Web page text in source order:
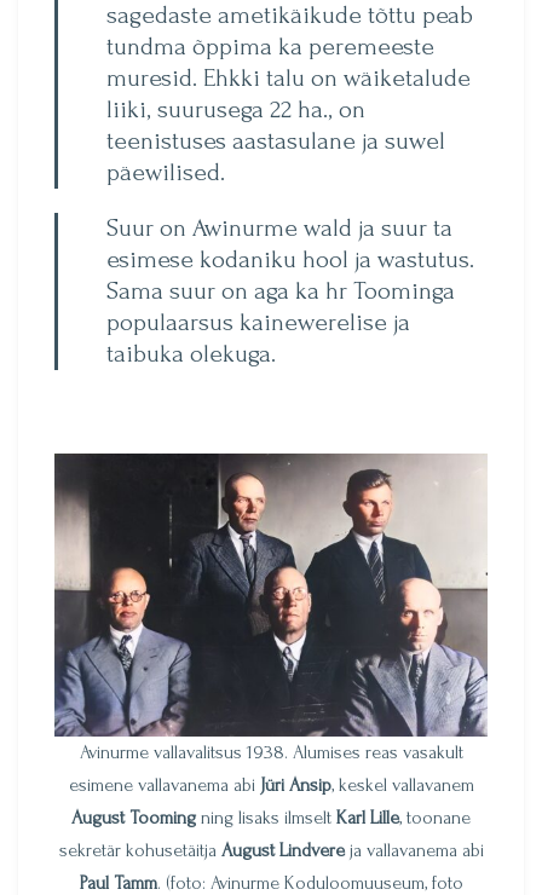
sagedaste ametikäikude tõttu peab
tundma õppima ka peremeeste
muresid. Ehkki talu on wäiketalude
liiki, suurusega 22 ha., on
teenistuses aastasulane ja suwel
päewilised.
Suur on Awinurme wald ja suur ta
esimese kodaniku hool ja wastutus.
Sama suur on aga ka hr Toominga
populaarsus kainewerelise ja
taibuka olekuga.
Avinurme vallavalitsus 1938. Alumises reas vasakult
esimene vallavanema abiJüri Ansip, keskel vallavanem
August Toomingning lisaks ilmselt Karl Lille, toonane
sekretär kohusetäitja August Lindvereja vallavanema abi
Paul Tamm. (foto: Avinurme Koduloomuuseum, foto